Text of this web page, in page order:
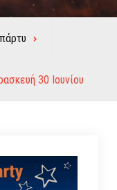
30 Ιουνίου